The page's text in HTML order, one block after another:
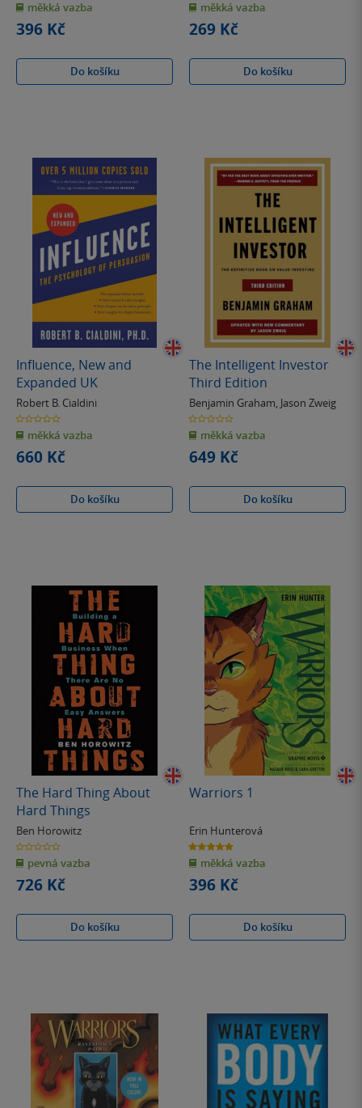
5
hvězdiček
měkká vazba
396 Kč
Do košíku
5
hvězdiček
měkká vazba
269 Kč
Do košíku
Influence, New and
Expanded UK
Robert B. Cialdini
0.0
z
5
hvězdiček
měkká vazba
660 Kč
Do košíku
The Intelligent Investor
Third Edition
Benjamin Graham, Jason Zweig
0.0
z
5
hvězdiček
měkká vazba
649 Kč
Do košíku
The Hard Thing About
Hard Things
Ben Horowitz
0.0
z
5
hvězdiček
pevná vazba
726 Kč
Do košíku
Warriors 1
Erin Hunterová
5.0
z
5
hvězdiček
měkká vazba
396 Kč
Do košíku